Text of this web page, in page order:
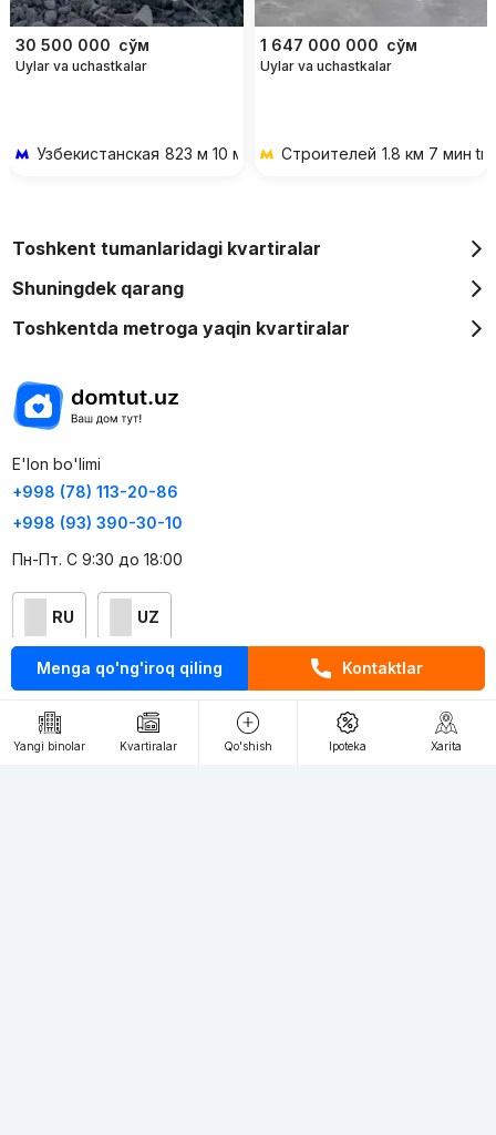
Menga qo'ng'iroq qiling Kontaktlar
30 500 000 сўм
Uylar va uchastkalar
Узбекистанская 823 м 10 мин piyoda
1 647 000 000 сўм
Uylar va uchastkalar
Строителей 1.8 км 7 мин
Yangi binolar Kvartiralar Qo'shish Ipoteka Xarita
Toshkent tumanlaridagi kvartiralar
Shuningdek qarang
Toshkentda metroga yaqin kvartiralar
E'lon bo'limi
+998 (78) 113-20-86
+998 (93) 390-30-10
Пн-Пт. С 9:30 до 18:00
RU UZ
Kontaktlar
loyiha haqida
Webnow © loyihasi